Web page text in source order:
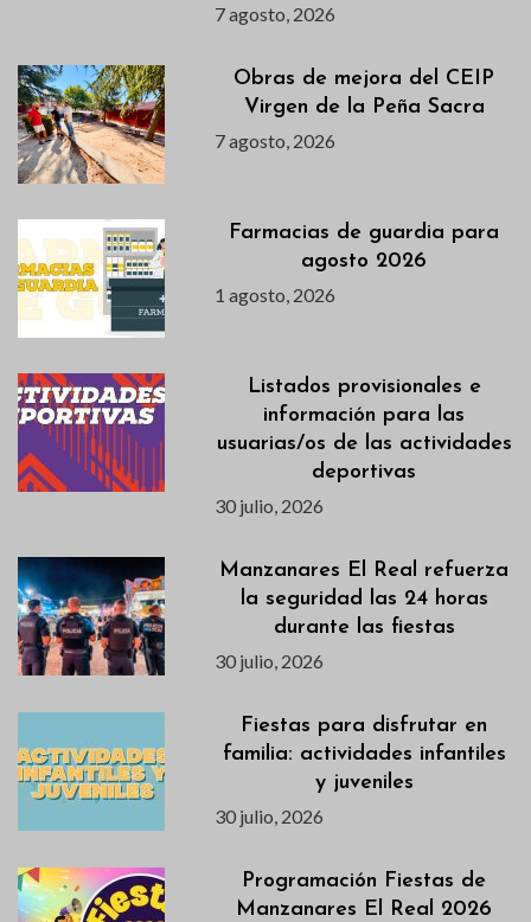
7 agosto, 2026
Obras de mejora del CEIP
Virgen de la Peña Sacra
7 agosto, 2026
Farmacias de guardia para
agosto 2026
1 agosto, 2026
Listados provisionales e
información para las
usuarias/os de las actividades
deportivas
30 julio, 2026
Manzanares El Real refuerza
la seguridad las 24 horas
durante las fiestas
30 julio, 2026
Fiestas para disfrutar en
familia: actividades infantiles
y juveniles
30 julio, 2026
Programación Fiestas de
Manzanares El Real 2026